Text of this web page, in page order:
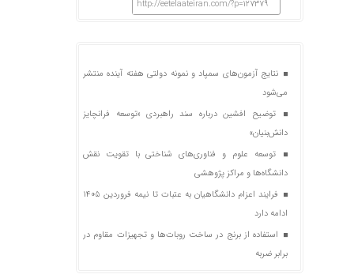
http://eetelaateiran.com/?p=127379
نتایج آزمون‌های سمپاد و نمونه دولتی هفته آینده منتشر
می‌شود
توضیح افشین درباره سند راهبردی «توسعه فرانچایز
دانش‌بنیان»
توسعه علوم و فناوری‌های شناختی با تقویت نقش
دانشگاه‌ها و مراکز پژوهشی
فرایند اعزام دانشگاهیان به عتبات تا نیمه فروردین ۱۴۰۵
ادامه دارد
استفاده از برنج در ساخت روبات‌ها و تجهیزات مقاوم در
برابر ضربه